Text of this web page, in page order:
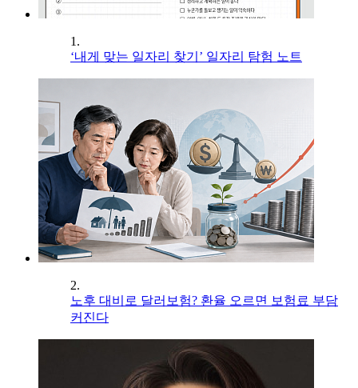
1.
‘내게 맞는 일자리 찾기’ 일자리 탐험 노트
2.
노후 대비로 달러보험? 환율 오르면 보험료 부담
커진다